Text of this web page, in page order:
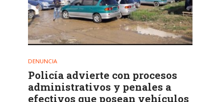
DENUNCIA
Policía advierte con procesos
administrativos y penales a
efectivos que posean vehículos